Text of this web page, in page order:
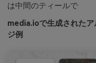
は中間のティールで
media.ioで生成された
ジ例